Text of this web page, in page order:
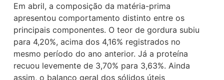
Em abril, a composição da matéria-prima
apresentou comportamento distinto entre os
principais componentes. O teor de gordura subiu
para 4,20%, acima dos 4,16% registrados no
mesmo período do ano anterior. Já a proteína
recuou levemente de 3,70% para 3,63%. Ainda
assim, o balanço geral dos sólidos úteis